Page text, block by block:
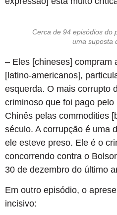
Cerca de 94 episódios do
uma suposta
– Eles [chineses] compram
[latino-americanos],
esquerda. O mais corrupto
criminoso que foi pago
Chinês pelas commodities
século. A corrupção é uma
ele esteve preso. Ele é o
concorrendo contra o
30 de dezembro do último
Em outro episódio, o
incisivo: